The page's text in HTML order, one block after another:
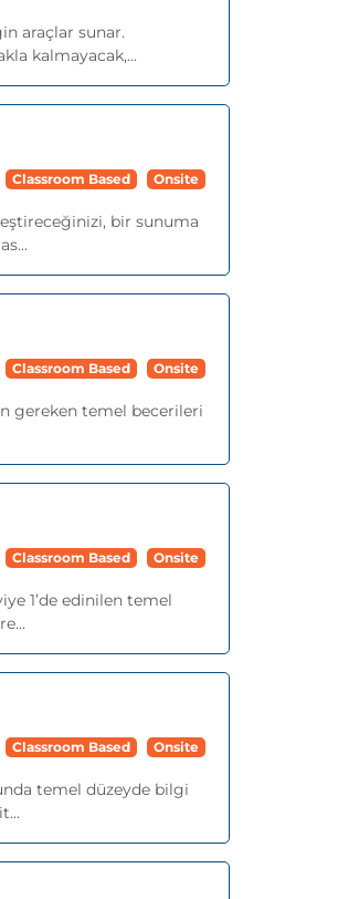
araçlar sunar.
kalmayacak,...
Classroom Based Onsite
bir sunuma
Classroom Based Onsite
gereken temel becerileri
Classroom Based Onsite
1’de edinilen temel
Classroom Based Onsite
temel düzeyde bilgi